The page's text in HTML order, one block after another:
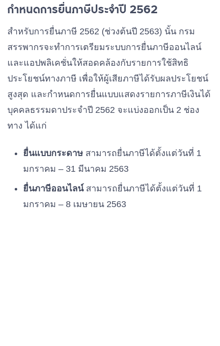
กำหนดการยื่นภาษีประจำปี 2562
สำหรับการยื่นภาษี 2562 (ช่วงต้นปี 2563) นั้น กรม
สรรพากรจะทำการเตรียมระบบการยื่นภาษีออนไลน์
และแอปพลิเคชั่นให้สอดคล้องกับรายการใช้สิทธิ
ประโยชน์ทางภาษี เพื่อให้ผู้เสียภาษีได้รับผลประโยชน์
สูงสุด และกำหนดการยื่นแบบแสดงรายการภาษีเงินได้
บุคคลธรรมดาประจำปี 2562 จะแบ่งออกเป็น 2 ช่อง
ทาง ได้แก่
ยื่นแบบกระดาษ สามารถยื่นภาษีได้ตั้งแต่วันที่ 1
มกราคม – 31 มีนาคม 2563
ยื่นภาษีออนไลน์สามารถยื่นภาษีได้ตั้งแต่วันที่ 1
มกราคม – 8 เมษายน 2563